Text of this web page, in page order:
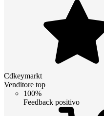
Cdkeymarkt
Venditore top
100%
Feedback positivo